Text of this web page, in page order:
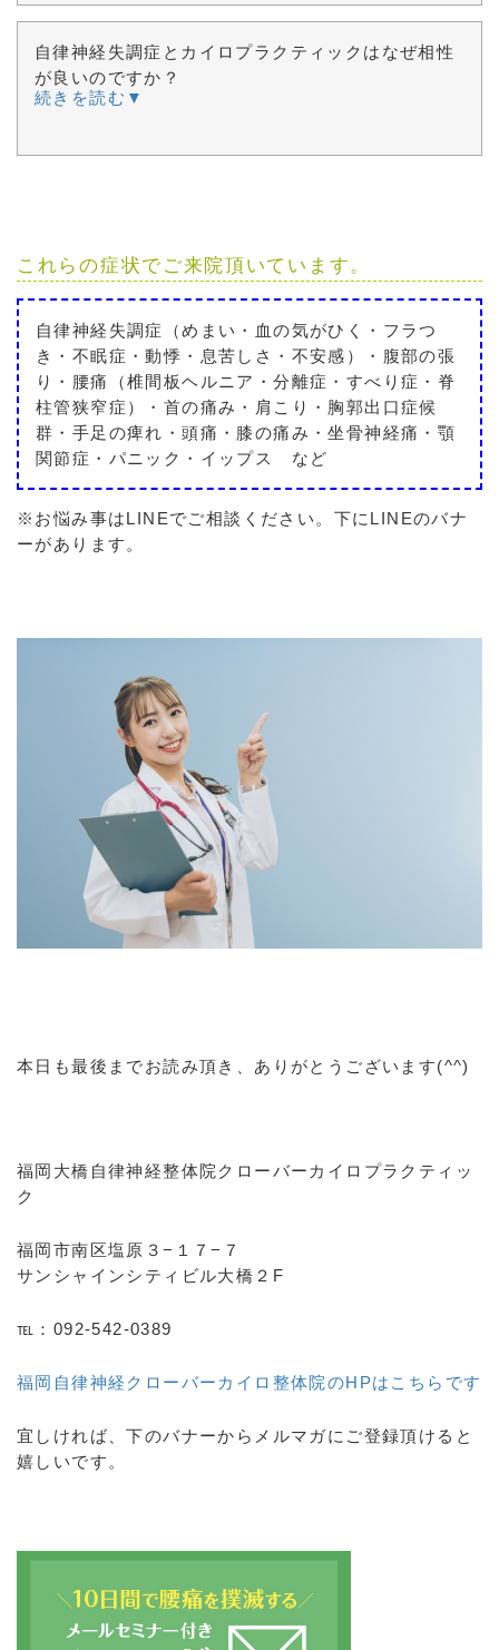
自律神経失調症とカイロプラクティックはなぜ相性
が良いのですか？
続きを読む▼
これらの症状でご来院頂いています。
自律神経失調症（めまい・血の気がひく・フラつ
き・不眠症・動悸・息苦しさ・不安感）・腹部の張
り・腰痛（椎間板ヘルニア・分離症・すべり症・脊
柱管狭窄症）・首の痛み・肩こり・胸郭出口症候
群・手足の痺れ・頭痛・膝の痛み・坐骨神経痛・顎
関節症・パニック・イップス など
※お悩み事はLINEでご相談ください。下にLINEのバナ
ーがあります。
本日も最後までお読み頂き、ありがとうございます(^^)
福岡大橋自律神経整体院クローバーカイロプラクティッ
ク
福岡市南区塩原３−１７−７
サンシャインシティビル大橋２F
℡：092-542-0389
福岡自律神経クローバーカイロ整体院のHPはこちらです
宜しければ、下のバナーからメルマガにご登録頂けると
嬉しいです。